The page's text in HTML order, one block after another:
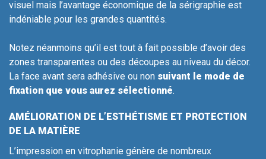
visuel mais l’avantage économique de la sérigraphie est
indéniable pour les grandes quantités.
Notez néanmoins qu’il est tout à fait possible d’avoir des
zones transparentes ou des découpes au niveau du décor.
La face avant sera adhésive ou non suivant le mode de
fixation que vous aurez sélectionné.
AMÉLIORATION DE L’ESTHÉTISME ET PROTECTION
DE LA MATIÈRE
L’impression en vitrophanie génère de nombreux